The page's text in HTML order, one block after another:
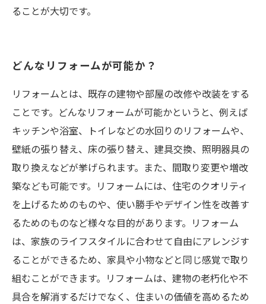
ることが大切です。
どんなリフォームが可能か？
リフォームとは、既存の建物や部屋の改修や改装をする
ことです。どんなリフォームが可能かというと、例えば
キッチンや浴室、トイレなどの水回りのリフォームや、
壁紙の張り替え、床の張り替え、建具交換、照明器具の
取り換えなどが挙げられます。また、間取り変更や増改
築なども可能です。リフォームには、住宅のクオリティ
を上げるためのものや、使い勝手やデザイン性を改善す
るためのものなど様々な目的があります。リフォーム
は、家族のライフスタイルに合わせて自由にアレンジす
ることができるため、家具や小物などと同じ感覚で取り
組むことができます。リフォームは、建物の老朽化や不
具合を解消するだけでなく、住まいの価値を高めるため